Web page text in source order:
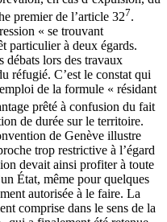
premier de l’article 327.
« se trouvant
particulier à deux égards.
débats lors des travaux
réfugié. C’est le constat qui
de la formule « résidant
prêté à confusion du fait
de durée sur le territoire.
de Genève illustre
trop restrictive à l’égard
devait ainsi profiter à toute
État, même pour quelques
autorisée à le faire. La
comprise dans le sens de la